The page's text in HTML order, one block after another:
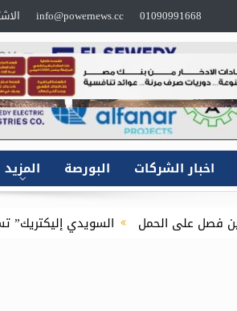
01090991668
info@powernews.cc
اخبار الشركات البورصة المزيد
السويدي إليكتريك” تستقبل الملحق